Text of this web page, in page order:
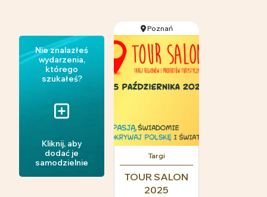
Nie znalazłeś
wydarzenia,
którego
szukałeś?
Kliknij, aby
dodać je
samodzielnie
Poznań
Targi
TOUR SALON
2025